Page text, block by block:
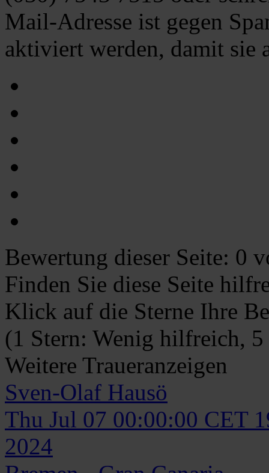
Mail-Adresse ist gegen
aktiviert werden, damit sie
Bewertung dieser Seite: 0
Finden Sie diese Seite
Klick auf die Sterne Ihre
(1 Stern: Wenig hilfreich,
Weitere Traueranzeigen
Sven-Olaf Hausö
Thu Jul 07 00:00:00 CET
2024